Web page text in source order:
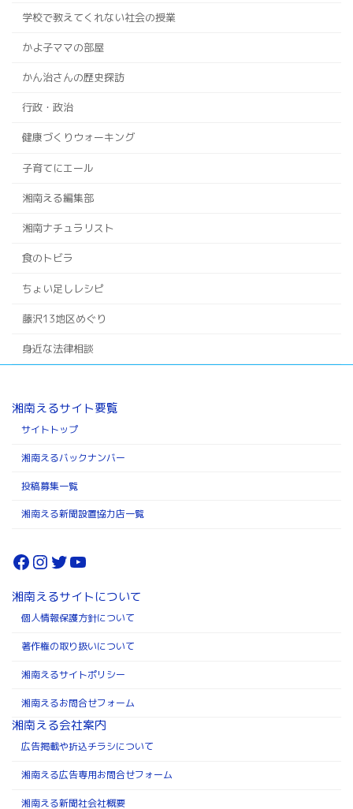
学校で教えてくれない社会の授業
かよ子ママの部屋
かん治さんの歴史探訪
行政・政治
健康づくりウォーキング
子育てにエール
湘南える編集部
湘南ナチュラリスト
食のトビラ
ちょい足しレシピ
藤沢13地区めぐり
身近な法律相談
湘南えるサイト要覧
サイトトップ
湘南えるバックナンバー
投稿募集一覧
湘南える新聞設置協力店一覧
Facebook
Instagram
Twitter
YouTube
湘南えるサイトについて
個人情報保護方針について
著作権の取り扱いについて
湘南えるサイトポリシー
湘南えるお問合せフォーム
湘南える会社案内
広告掲載や折込チラシについて
湘南える広告専用お問合せフォーム
湘南える新聞社会社概要